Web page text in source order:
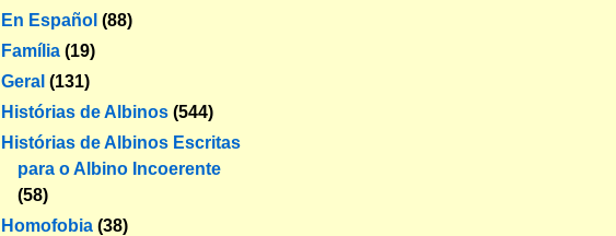
En Español (88)
Família (19)
Geral (131)
Histórias de Albinos (544)
Histórias de Albinos Escritas
para o Albino Incoerente
(58)
Homofobia (38)